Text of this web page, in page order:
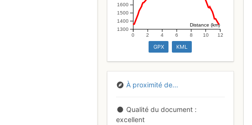
1300
1400
1500
1600
0 2 4 6 8 10 12
Distance (km)
GPX KML
À proximité de...
Qualité du document
excellent